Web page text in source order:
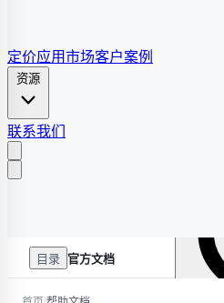
定价应用市场客户案例
联系我们
目录 官方文档